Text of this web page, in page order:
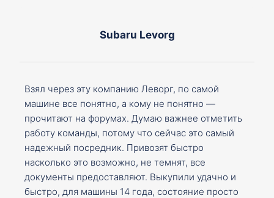
Subaru Levorg
Взял через эту компанию Леворг, по самой
машине все понятно, а кому не понятно —
прочитают на форумах. Думаю важнее отметить
работу команды, потому что сейчас это самый
надежный посредник. Привозят быстро
насколько это возможно, не темнят, все
документы предоставляют. Выкупили удачно и
быстро, для машины 14 года, состояние просто